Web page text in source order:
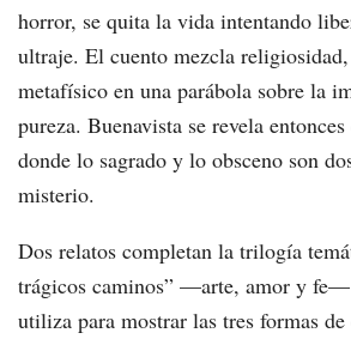
horror, se quita la vida intentando
ultraje. El cuento mezcla
metafísico en una parábola sobre la
pureza. Buenavista se revela
donde lo sagrado y lo obsceno son
misterio.
Dos relatos completan la trilogía
trágicos caminos” —arte, amor y fe—
utiliza para mostrar las tres formas